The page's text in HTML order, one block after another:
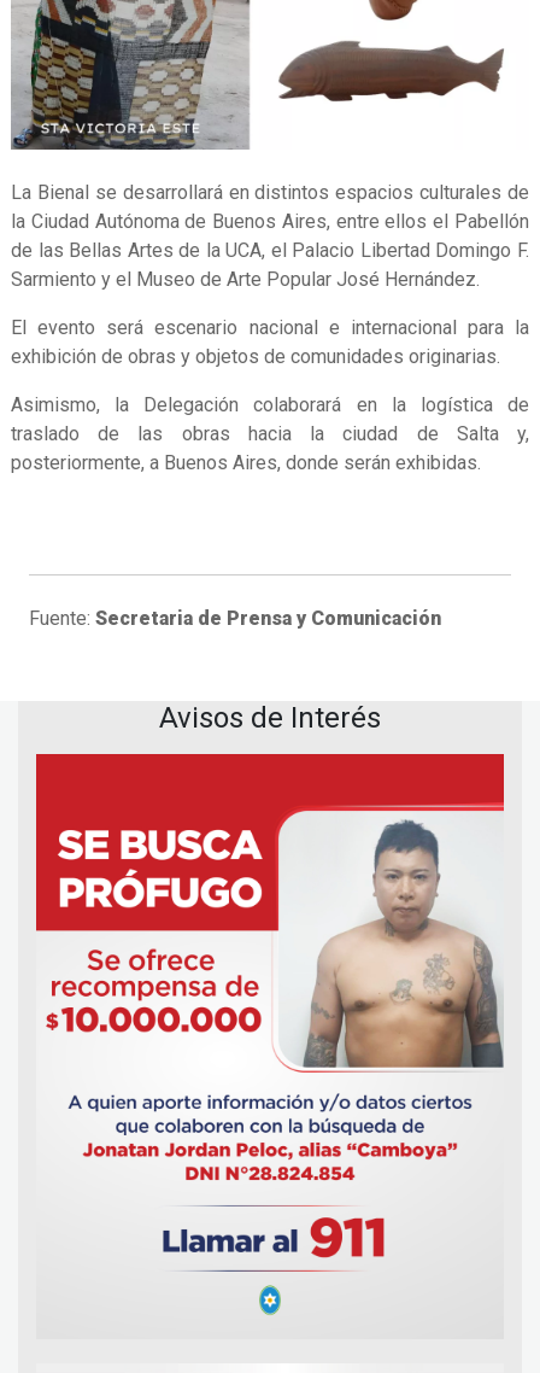
La Bienal se desarrollará en distintos espacios culturales de
la Ciudad Autónoma de Buenos Aires, entre ellos el Pabellón
de las Bellas Artes de la UCA, el Palacio Libertad Domingo F.
Sarmiento y el Museo de Arte Popular José Hernández.
El evento será escenario nacional e internacional para la
exhibición de obras y objetos de comunidades originarias.
Asimismo, la Delegación colaborará en la logística de
traslado de las obras hacia la ciudad de Salta y,
posteriormente, a Buenos Aires, donde serán exhibidas.
Fuente: Secretaria de Prensa y Comunicación
Avisos de Interés